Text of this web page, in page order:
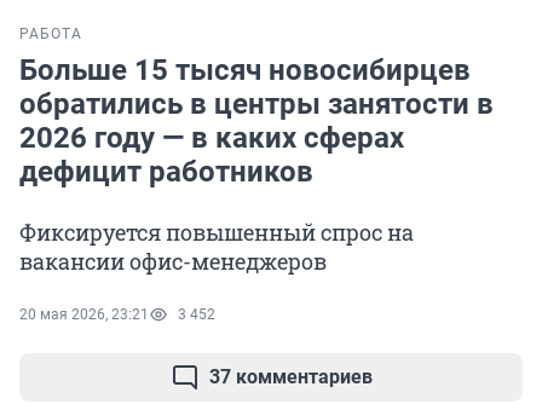
РАБОТА
Больше 15 тысяч новосибирцев
обратились в центры занятости в
2026 году — в каких сферах
дефицит работников
Фиксируется повышенный спрос на
вакансии офис-менеджеров
20 мая 2026, 23:21 3 452
37 комментариев